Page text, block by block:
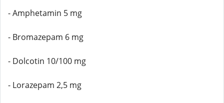
- Amphetamin 5 mg
- Bromazepam 6 mg
- Dolcotin 10/100 mg
- Lorazepam 2,5 mg